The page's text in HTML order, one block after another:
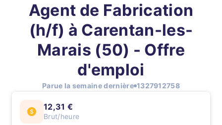
Agent de Fabrication
(h/f) à Carentan-les-
Marais (50) - Offre
d'emploi
Parue la semaine dernière 1327912758
12,31 €
Brut/heure